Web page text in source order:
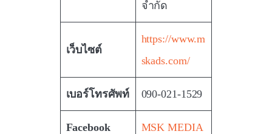
จำกัด
เว็บไซต์
https://www.m
skads.com/
เบอร์โทรศัพท์ 090-021-1529
Facebook MSK MEDIA